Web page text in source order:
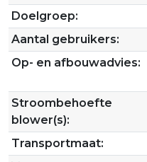
Doelgroep:
Aantal gebruikers:
Op- en afbouwadvies:
Stroombehoefte
blower(s):
Transportmaat: